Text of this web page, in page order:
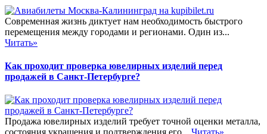
Современная жизнь диктует нам необходимость быстрого
перемещения между городами и регионами. Один из...
Читать»
Как проходит проверка ювелирных изделий перед
продажей в Санкт-Петербурге?
Продажа ювелирных изделий требует точной оценки металла,